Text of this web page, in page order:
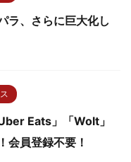
ラ、さらに巨大化し
Eats」「Wolt」
会員登録不要！